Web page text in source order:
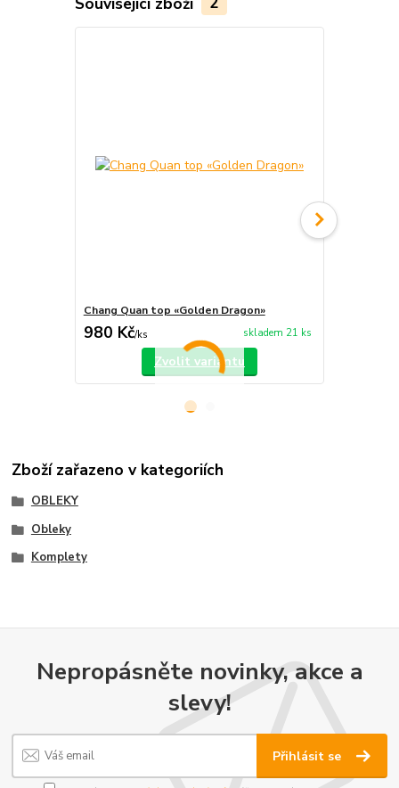
Chang Quan top «Golden Dragon»
980 Kč/ks skladem 21 ks
Zvolit variantu
Zboží zařazeno v kategoriích
OBLEKY
Obleky
Komplety
Nepropásněte novinky, akce a
slevy!
Přihlásit se